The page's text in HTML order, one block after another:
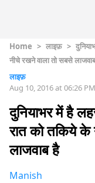
Home > लाइफ़ >
नीचे रखने वाला तो सबसे
लाइफ़
Aug 10, 2016 at 06:26 PM
दुनियाभर में है
रात को तकिये
लाजवाब है
Manish